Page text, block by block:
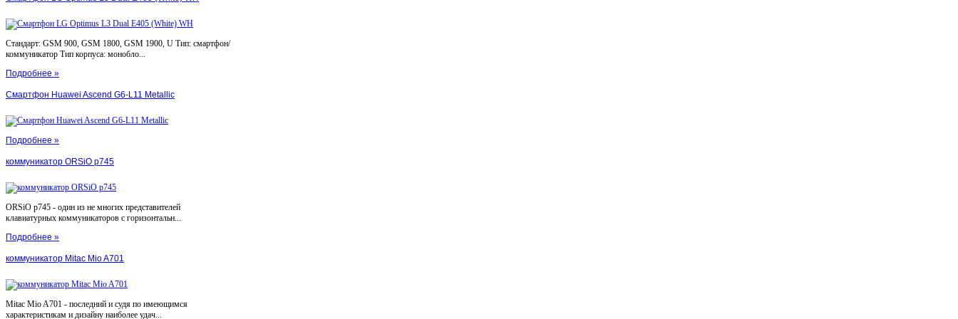
Стандарт: GSM 900, GSM 1800, GSM 1900, U Тип: смартфон/
коммуникатор Тип корпуса: монобло...
Подробнее »
Смартфон Huawei Ascend G6-L11 Metallic
Подробнее »
коммуникатор ORSiO p745
ORSiO p745 - один из не многих представителей
клавиатурных коммуникаторов с горизонтальн...
Подробнее »
коммуникатор Mitac Mio A701
Mitac Mio A701 - последний и судя по имеющимся
характеристикам и дизайну наиболее удач...